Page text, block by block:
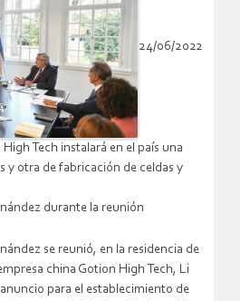
24/06/2022
Tech instalará en el país una
y otra de fabricación de celdas y
durante la reunión
se reunió, en la residencia de
china Gotion High Tech, Li
para el establecimiento de